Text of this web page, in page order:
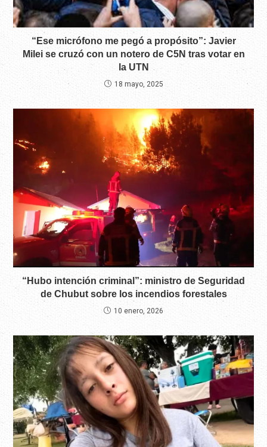
“Ese micrófono me pegó a propósito”: Javier
Milei se cruzó con un notero de C5N tras votar en
la UTN
18 mayo, 2025
“Hubo intención criminal”: ministro de Seguridad
de Chubut sobre los incendios forestales
10 enero, 2026